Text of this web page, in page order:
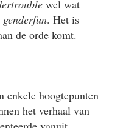
wel wat
genderfun. Het is
de orde komt.
enkele hoogtepunten
het verhaal van